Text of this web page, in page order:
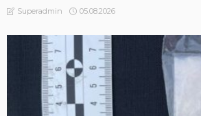
Superadmin 05.08.2026